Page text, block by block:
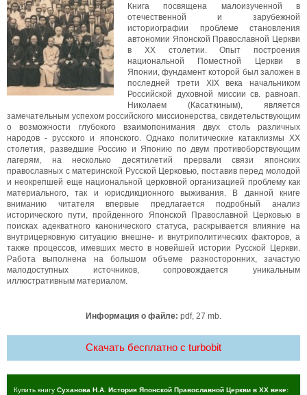
Книга посвящена малоизученной в
отечественной и зарубежной
историографии проблеме становления
автономии Японской Православной Церкви
в XX столетии. Опыт построения
национальной Поместной Церкви в
Японии, фундамент которой был заложен в
последней трети XIX века начальником
Российской духовной миссии св. равноап.
Николаем (Касаткиным), является
замечательным успехом российского миссионерства, свидетельствующим
о возможности глубокого взаимопонимания двух столь различных
народов - русского и японского. Однако политические катаклизмы XX
столетия, разведшие Россию и Японию по двум противоборствующим
лагерям, на несколько десятилетий прервали связи японских
православных с материнской Русской Церковью, поставив перед молодой
и неокрепшей еще национальной церковной организацией проблему как
материального, так и юрисдикционного выживания. В данной книге
вниманию читателя впервые предлагается подробный анализ
исторического пути, пройденного Японской Православной Церковью в
поисках адекватного канонического статуса, раскрывается влияние на
внутрицерковную ситуацию внешне- и внутриполитических факторов, а
также процессов, имевших место в новейшей истории Русской Церкви.
Работа выполнена на большом объеме разносторонних, зачастую
малодоступных источников, сопровождается уникальным
иллюстративным материалом.
Информация о файле: pdf, 27 mb.
Скачать бесплатно c turbobit
Купить книгу Суханова Н.А. История Японской Православной Церкви в XX веке: